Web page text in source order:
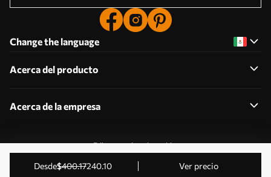
desde$400.17240.10 Ver precio
Change the language
Acerca del producto
Acerca de la empresa
Editar permisos de cookies
2011-2026 Uwalls . Todos los derechos reservados.
Gestionado por KLW Sp. z o.o. CIF: PL9223057591.